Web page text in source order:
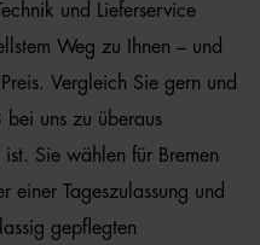
und Lieferservice
Weg zu Ihnen – und
Vergleich Sie gern und
bei uns zu überaus
Sie wählen für Bremen
einer Tageszulassung und
gepflegten